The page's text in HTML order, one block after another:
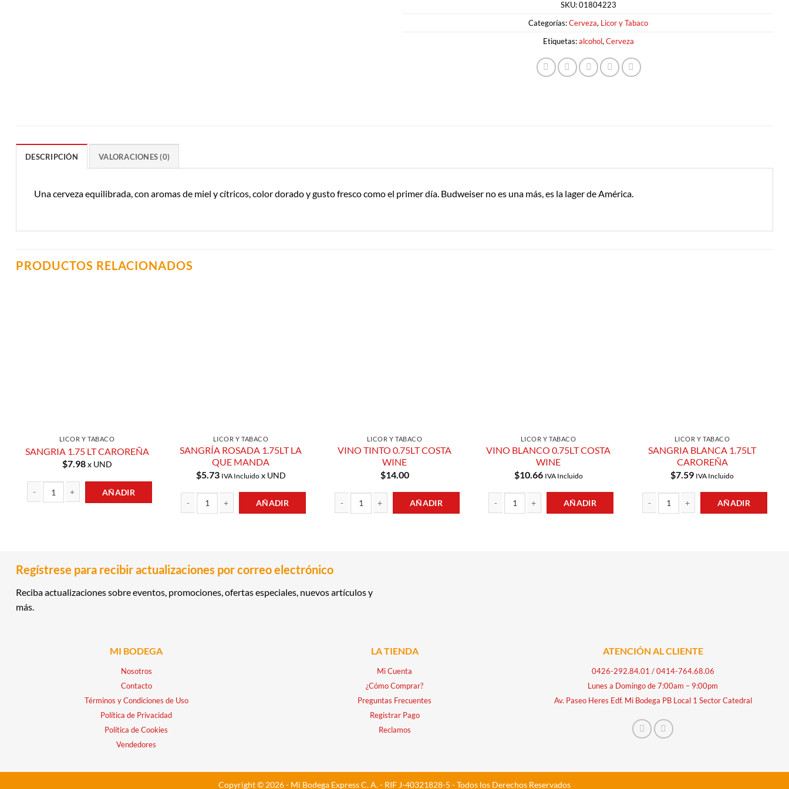
SKU:01804223
Categorías:Cerveza, Licor y Tabaco
Etiquetas:alcohol, Cerveza
DESCRIPCIÓN VALORACIONES (0)
Una cerveza equilibrada, con aromas de miel y cítricos, color dorado y gusto fresco como el primer día. Budweiser no es una más, es la lager de América.
PRODUCTOS RELACIONADOS
LICOR Y TABACO
SANGRIA 1.75 LT CAROREÑA
$7.98x UND
AÑADIR
LICOR Y TABACO
SANGRÍA ROSADA 1.75LT LA
QUE MANDA
$5.73 IVA Incluidox UND
AÑADIR
LICOR Y TABACO
VINO TINTO 0.75LT COSTA
WINE
$14.00
AÑADIR
LICOR Y TABACO
VINO BLANCO 0.75LT COSTA
WINE
$10.66 IVA Incluido
AÑADIR
LICOR Y TABACO
SANGRIA BLANCA 1.75LT
CAROREÑA
$7.59 IVA Incluido
AÑADIR
Regístrese para recibir actualizaciones por correo electrónico
Reciba actualizaciones sobre eventos, promociones, ofertas especiales, nuevos artículos y
más.
MI BODEGA
Nosotros
Contacto
Términos y Condiciones de Uso
Política de Privacidad
Política de Cookies
Vendedores
LA TIENDA
Mi Cuenta
¿Cómo Comprar?
Preguntas Frecuentes
Registrar Pago
Reclamos
ATENCIÓN AL CLIENTE
0426-292.84.01 /0414-764.68.06
Lunes a Domingo de 7:00am – 9:00pm
Av. Paseo Heres Edf. Mi Bodega PB Local 1 Sector Catedral
Copyright © 2026 - Mi Bodega Express C. A. - RIF J-40321828-5 - Todos los Derechos Reservados